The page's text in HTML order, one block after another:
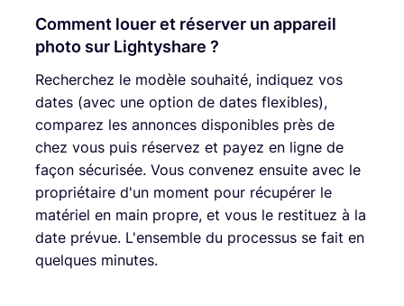
Comment louer et réserver un appareil
photo sur Lightyshare ?
Recherchez le modèle souhaité, indiquez vos
dates (avec une option de dates flexibles),
comparez les annonces disponibles près de
chez vous puis réservez et payez en ligne de
façon sécurisée. Vous convenez ensuite avec le
propriétaire d'un moment pour récupérer le
matériel en main propre, et vous le restituez à la
date prévue. L'ensemble du processus se fait en
quelques minutes.